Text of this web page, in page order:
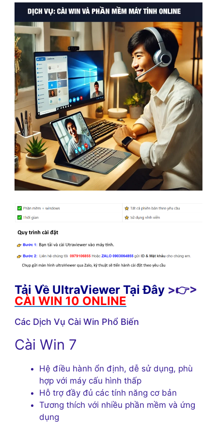
Tải Về UltraViewer Tại Đây >👉>
CÀI WIN 10 ONLINE
Các Dịch Vụ Cài Win Phổ Biến
Cài Win 7
Hệ điều hành ổn định, dễ sử dụng, phù
hợp với máy cấu hình thấp
Hỗ trợ đầy đủ các tính năng cơ bản
Tương thích với nhiều phần mềm và ứng
dụng